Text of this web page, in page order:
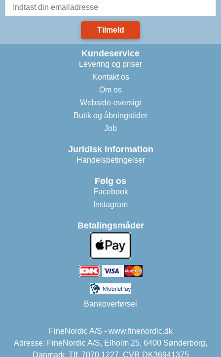
Tilmeld
Kundeservice
Levering og priser
Kontakt os
Om os
Webside-oversigt
Butik og åbningstider
Job
Juridisk information
Handelsbetingelser
Følg os
Facebook
Instagram
Betalingsmåder
Bankoverførsel
FineNordic A/S - www.finenordic.dk
Adresse: FineNordic A/S, Elholm 25, 6400 Sønderborg,
Danmark. Tlf. 7070 1227. CVR DK36941375